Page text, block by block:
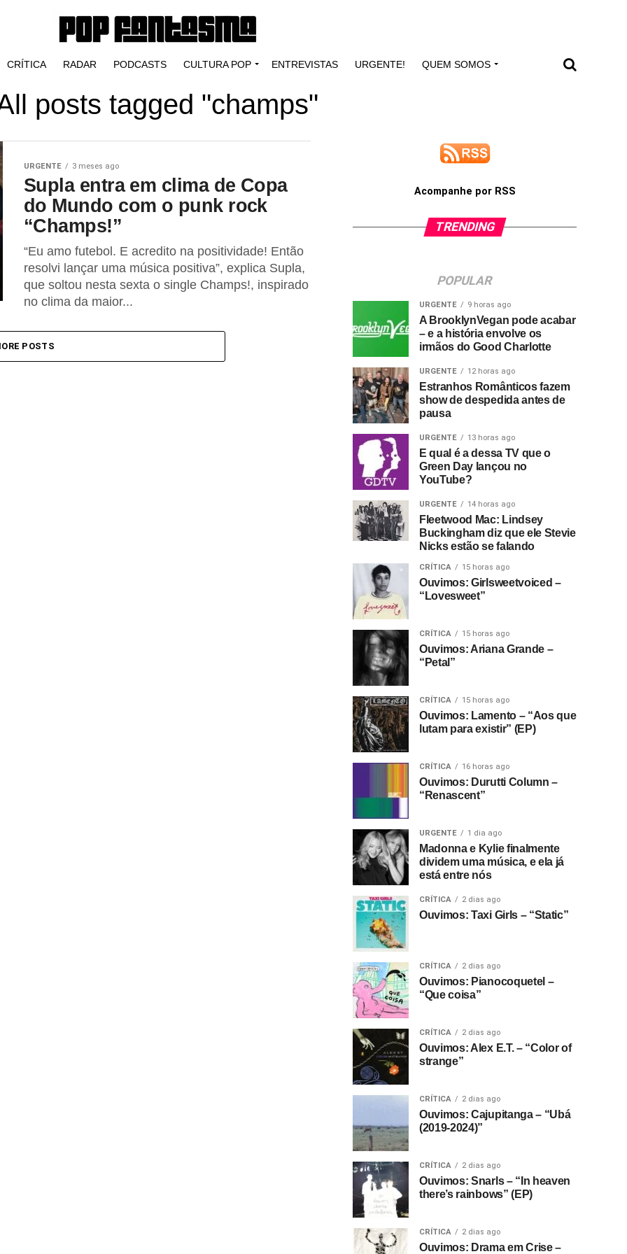
CRÍTICA RADAR PODCASTS CULTURA POP ENTREVISTAS URGENTE! QUEM SOMOS
posts tagged "champs"
URGENTE 3 meses ago
Supla entra em clima de Copa
do Mundo com o punk rock
“Champs!”
“Eu amo futebol. E acredito na positividade! Então
resolvi lançar uma música positiva”, explica Supla,
que soltou nesta sexta o single Champs!, inspirado
no clima da maior...
POSTS
Acompanhe por RSS
TRENDING
POPULAR
URGENTE 9 horas ago
A BrooklynVegan pode acabar
– e a história envolve os
irmãos do Good Charlotte
URGENTE 12 horas ago
Estranhos Românticos fazem
show de despedida antes de
pausa
URGENTE 13 horas ago
E qual é a dessa TV que o
Green Day lançou no
YouTube?
URGENTE 14 horas ago
Fleetwood Mac: Lindsey
Buckingham diz que ele Stevie
Nicks estão se falando
CRÍTICA 15 horas ago
Ouvimos: Girlsweetvoiced –
“Lovesweet”
CRÍTICA 15 horas ago
Ouvimos: Ariana Grande –
“Petal”
CRÍTICA 15 horas ago
Ouvimos: Lamento – “Aos que
lutam para existir” (EP)
CRÍTICA 16 horas ago
Ouvimos: Durutti Column –
“Renascent”
URGENTE 1 dia ago
Madonna e Kylie finalmente
dividem uma música, e ela já
está entre nós
CRÍTICA 2 dias ago
Ouvimos: Taxi Girls – “Static”
CRÍTICA 2 dias ago
Ouvimos: Pianocoquetel –
“Que coisa”
CRÍTICA 2 dias ago
Ouvimos: Alex E.T. – “Color of
strange”
CRÍTICA 2 dias ago
Ouvimos: Cajupitanga – “Ubá
(2019-2024)”
CRÍTICA 2 dias ago
Ouvimos: Snarls – “In heaven
there’s rainbows” (EP)
CRÍTICA 2 dias ago
Ouvimos: Drama em Crise –